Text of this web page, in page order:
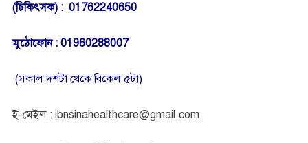
(চিকিৎসক) : 01762240650
মুঠোফোন : 01960288007
(সকাল দশটা থেকে বিকেল ৫টা)
ই-মেইল : ibnsinahealthcare@gmail.com